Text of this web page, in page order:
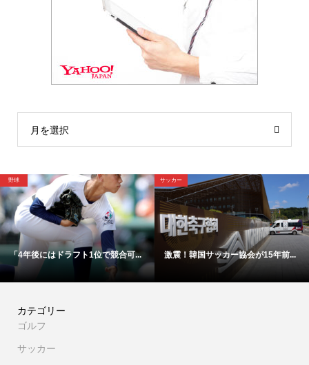
月を選択
合可...
サッカー
激震！韓国サッカー協会が15年前...
野球
【映像】これが4年後ドラ1
カテゴリー
ゴルフ
サッカー